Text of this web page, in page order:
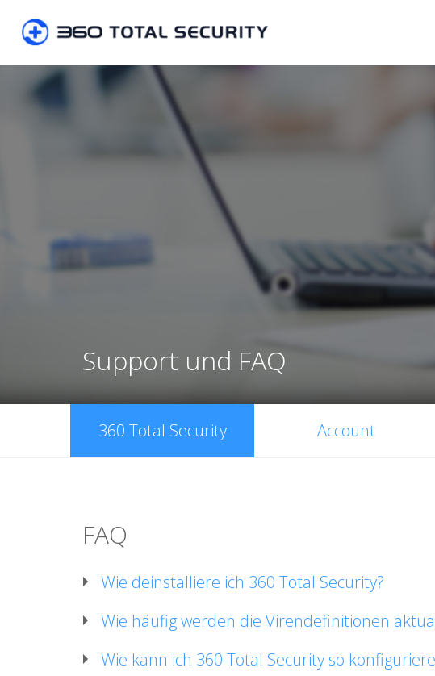
Support und FAQ
360 Total Security Account
FAQ
Wie deinstalliere ich 360 Total Security?
Wie häufig werden die Virendefinitionen
Wie kann ich 360 Total Security so